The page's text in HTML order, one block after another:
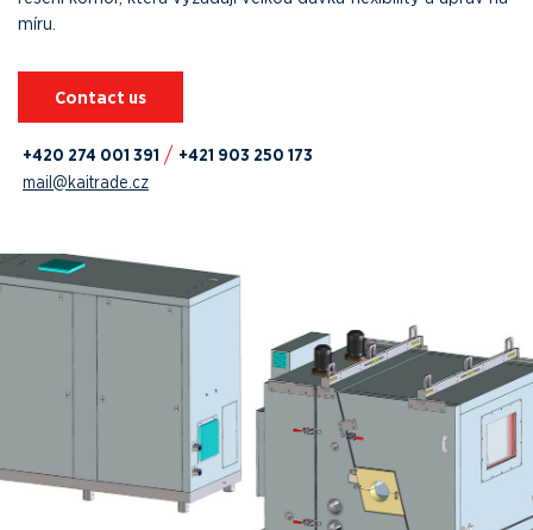
míru.
Contact us
+420 274 001 391 +421 903 250 173
mail@kaitrade.cz